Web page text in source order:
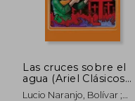
Las cruces sobre el
agua (Ariel Clásicos
Ecuatorianos)
Lucio Naranjo, Bolívar ;